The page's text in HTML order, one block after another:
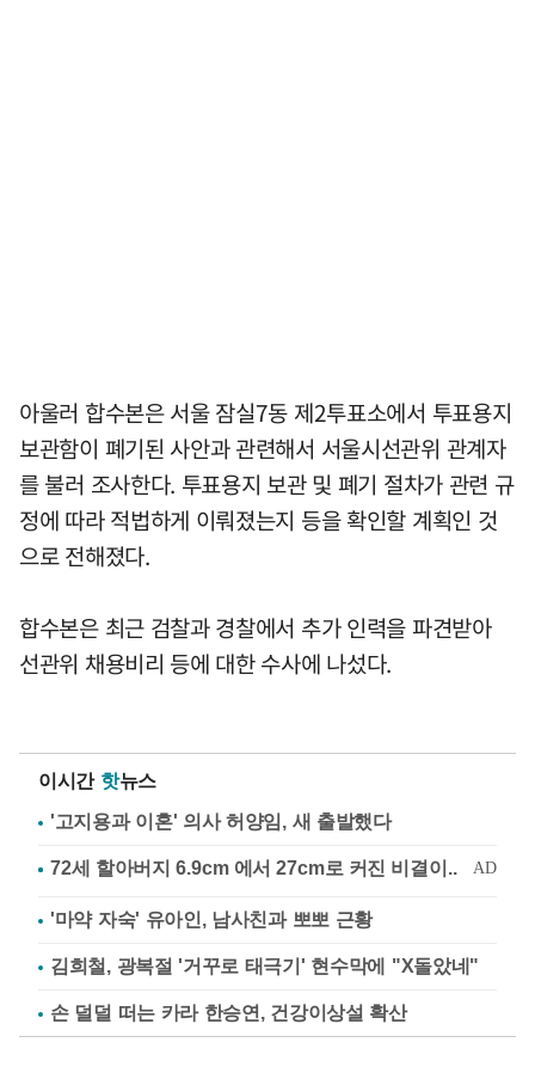
아울러 합수본은 서울 잠실7동 제2투표소에서 투표용지
보관함이 폐기된 사안과 관련해서 서울시선관위 관계자
를 불러 조사한다. 투표용지 보관 및 폐기 절차가 관련 규
정에 따라 적법하게 이뤄졌는지 등을 확인할 계획인 것
으로 전해졌다.
합수본은 최근 검찰과 경찰에서 추가 인력을 파견받아
선관위 채용비리 등에 대한 수사에 나섰다.
이시간 핫뉴스
'고지용과 이혼' 의사 허양임, 새 출발했다
'마약 자숙' 유아인, 남사친과 뽀뽀 근황
김희철, 광복절 '거꾸로 태극기' 현수막에 "X돌았네"
손 덜덜 떠는 카라 한승연, 건강이상설 확산